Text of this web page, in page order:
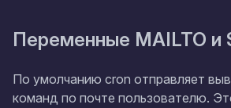
Переменные MAILTO и
По умолчанию cron отправляет
команд по почте пользователю.